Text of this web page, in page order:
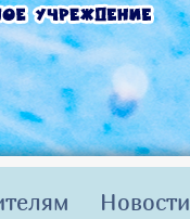
Новости